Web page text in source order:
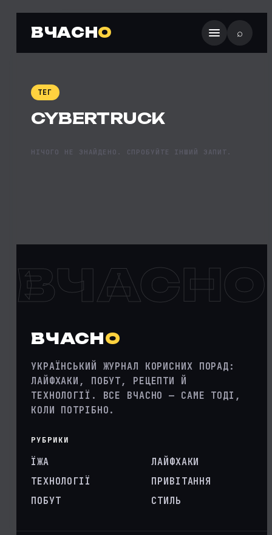
ВЧАСНО ⌕
ТЕГ
CYBERTRUCK
НІЧОГО НЕ ЗНАЙДЕНО. СПРОБУЙТЕ ІНШИЙ ЗАПИТ.
ВЧАСНО
ВЧАСНО
УКРАЇНСЬКИЙ ЖУРНАЛ КОРИСНИХ ПОРАД:
ЛАЙФХАКИ, ПОБУТ, РЕЦЕПТИ Й
ТЕХНОЛОГІЇ. ВСЕ ВЧАСНО — САМЕ ТОДІ,
КОЛИ ПОТРІБНО.
РУБРИКИ
ЇЖА
ТЕХНОЛОГІЇ
ПОБУТ
ЛАЙФХАКИ
ПРИВІТАННЯ
СТИЛЬ